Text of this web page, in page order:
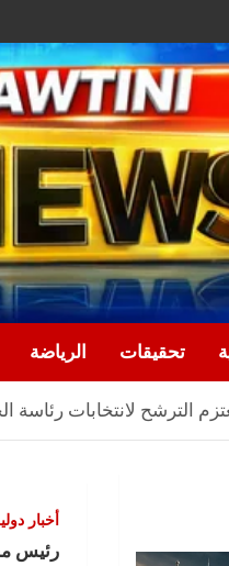
تحقيقات الرياضة
الترشح لانتخابات رئاسة
أخبار
رئيس